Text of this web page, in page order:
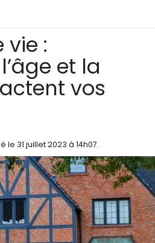
vie :
et la
vos
le 31 juillet 2023 à 14h07.